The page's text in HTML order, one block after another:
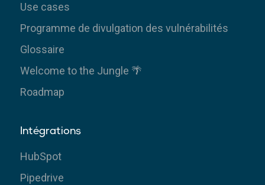
Use cases
Programme de divulgation des vulnérabilités
Glossaire
Welcome to the Jungle 🌴
Roadmap
Intégrations
HubSpot
Pipedrive